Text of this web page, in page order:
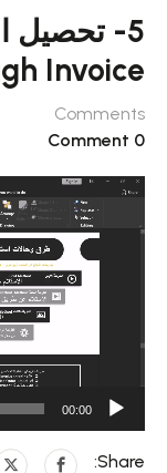
5- تحصيل
Invoice
Comments
0 Comment
مشغل
00:00
Share: